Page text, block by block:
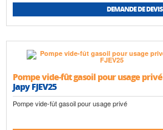
DEMANDE DE DEVIS
Pompe vide-fût gasoil pour usage privé
Japy FJEV25
Pompe vide-fût gasoil pour usage privé